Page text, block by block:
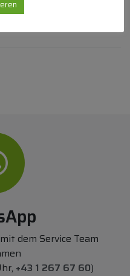
dem Service Team
+43 1 267 67 60)